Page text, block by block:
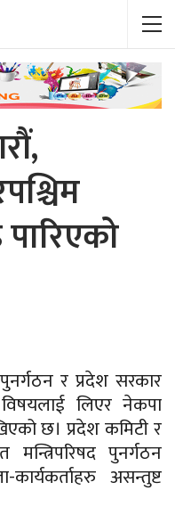
पुनर्गठन र प्रदेश सरकार
लिएर नेकपा
छ। प्रदेश कमिटी र
पुनर्गठन
असन्तुष्ट